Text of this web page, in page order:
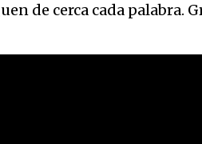
de cerca cada palabra.